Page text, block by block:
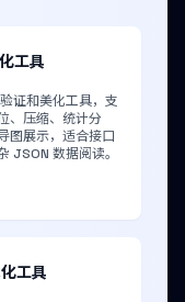
工具
证和美化工具，支
、压缩、统计分
图展示，适合接口
JSON 数据阅读。
工具